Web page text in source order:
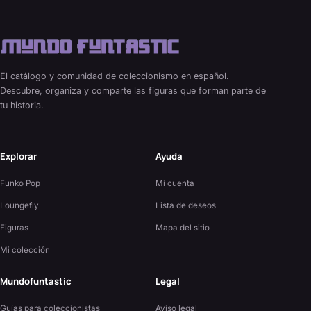
El catálogo y comunidad de coleccionismo en español.
Descubre, organiza y comparte las figuras que forman parte de
tu historia.
Explorar
Funko Pop
Loungefly
Figuras
Mi colección
Ayuda
Mi cuenta
Lista de deseos
Mapa del sitio
Mundofuntastic
Guías para coleccionistas
Legal
Aviso legal